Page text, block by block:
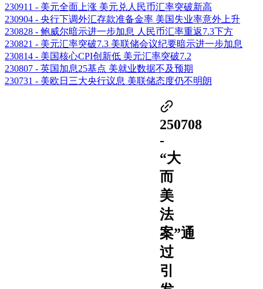
230911 - 美元全面上涨 美元兑人民币汇率突破新高
230904 - 央行下调外汇存款准备金率 美国失业率意外上升
230828 - 鲍威尔暗示进一步加息 人民币汇率重返7.3下方
230821 - 美元汇率突破7.3 美联储会议纪要暗示进一步加息
230814 - 美国核心CPI创新低 美元汇率突破7.2
230807 - 英国加息25基点 美就业数据不及预期
230731 - 美欧日三大央行议息 美联储态度仍不明朗
250708
-
“大
而
美
法
案”通
过
引